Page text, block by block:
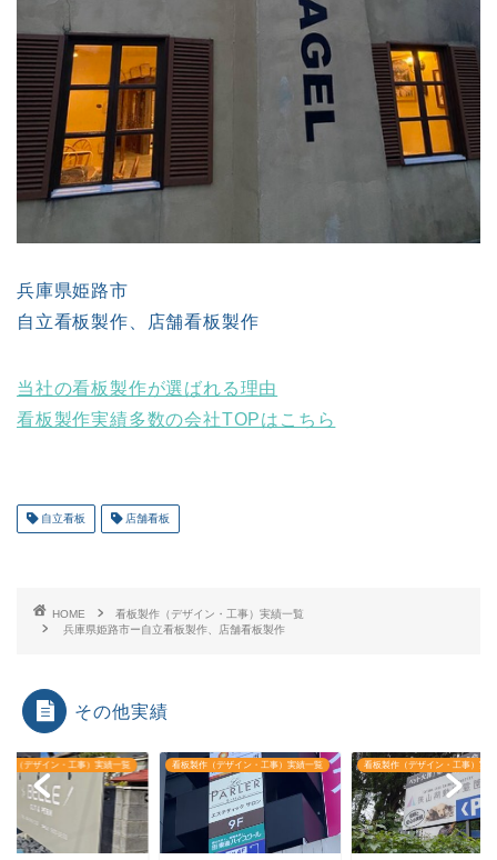
兵庫県姫路市
自立看板製作、店舗看板製作
当社の看板製作が選ばれる理由
看板製作実績多数の会社TOPはこちら
自立看板 店舗看板
HOME
看板製作（デザイン・工事）実績一覧
兵庫県姫路市ー自立看板製作、店舗看板製作
その他実績
作（デザイン・工事）実績一覧 看板製作（デザイン・工事）実績一覧 看板製作（デザイン・工事）実